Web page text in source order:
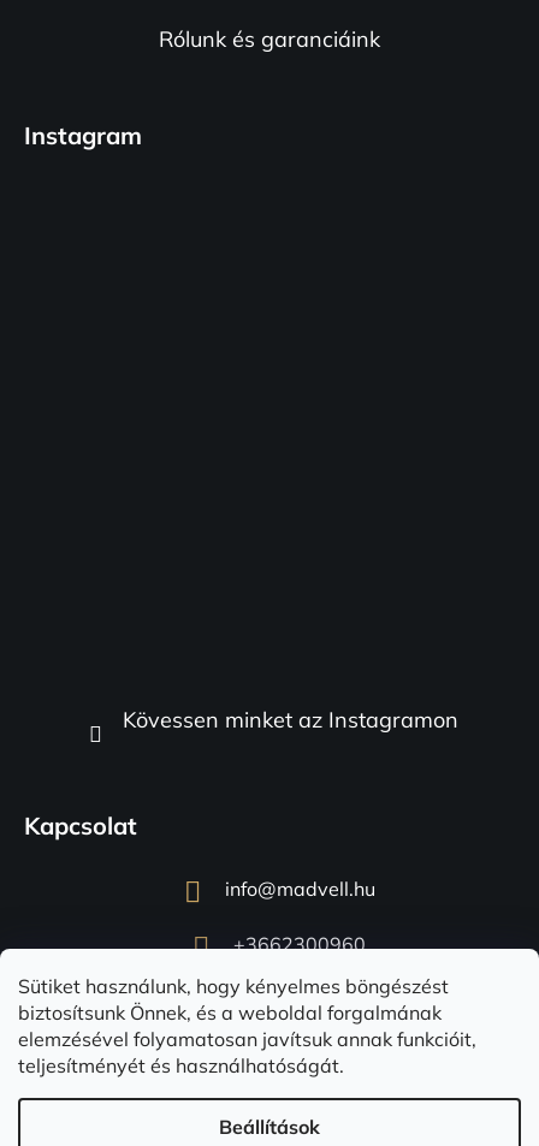
Sütiket használunk, hogy kényelmes böngészést
biztosítsunk Önnek, és a weboldal forgalmának
elemzésével folyamatosan javítsuk annak funkcióit,
teljesítményét és használhatóságát.
Beállítások
Rólunk és garanciáink
Instagram
Kövessen minket az Instagramon
Kapcsolat
info@madvell.hu
+3662300960
Shoptet készítette